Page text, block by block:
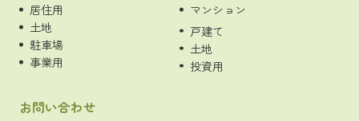
居住用
土地
駐車場
事業用
マンション
戸建て
土地
投資用
お問い合わせ